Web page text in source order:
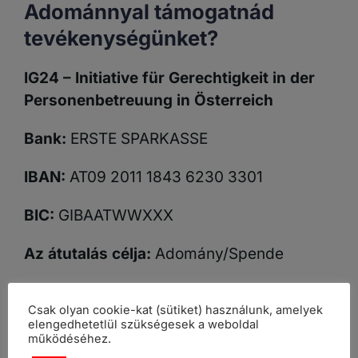
Adománnyal támogatnád
tevékenységünket?
IG24 – Initiative für Gerechtigkeit in der
Personenbetreuung in Österreich
Bank: ERSTE SPARKASSE
IBAN: AT09 2011 1843 6230 3301
BIC: GIBAATWWXXX
Az átutalás célja: Adomány/Spende
Csak olyan cookie-kat (sütiket) használunk, amelyek
elengedhetetlül szükségesek a weboldal
működéséhez.